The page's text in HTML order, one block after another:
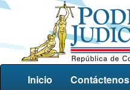
Inicio Contáctenos